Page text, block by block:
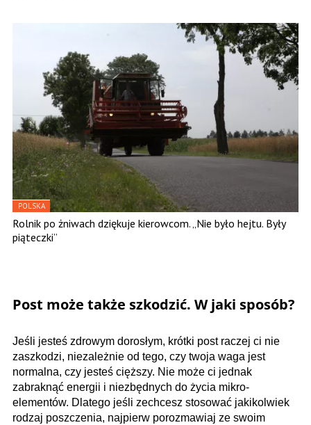
POLSKA
Rolnik po żniwach dziękuje kierowcom. „Nie było hejtu. Były
piąteczki”
Post może także szkodzić. W jaki sposób?
Jeśli jesteś zdrowym dorosłym, krótki post raczej ci nie
zaszkodzi, niezależnie od tego, czy twoja waga jest
normalna, czy jesteś cięższy. Nie może ci jednak
zabraknąć energii i niezbędnych do życia mikro­
elementów. Dlatego jeśli zechcesz stosować jakikolwiek
rodzaj poszczenia, najpierw porozmawiaj ze swoim